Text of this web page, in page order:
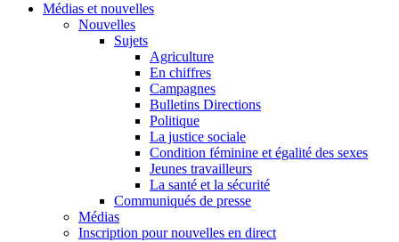
Médias et nouvelles
Nouvelles
Sujets
Agriculture
En chiffres
Campagnes
Bulletins Directions
Politique
La justice sociale
Condition féminine et égalité des sexes
Jeunes travailleurs
La santé et la sécurité
Communiqués de presse
Médias
Inscription pour nouvelles en direct